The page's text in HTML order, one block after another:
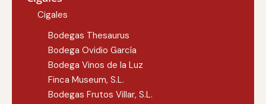
Cigales
Bodegas Thesaurus
Bodega Ovidio García
Bodega Vinos de la Luz
Finca Museum, S.L.
Bodegas Frutos Villar, S.L.